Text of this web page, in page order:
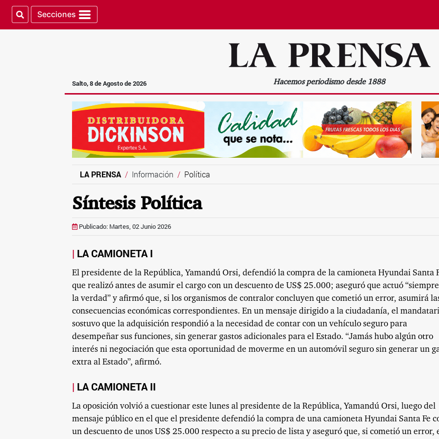
Secciones
Salto, 8 de Agosto de 2026 Hacemos periodismo desde 1888
LA PRENSA Información Política
Síntesis Política
Publicado: Martes, 02 Junio 2026
LA CAMIONETA I
El presidente de la República, Yamandú Orsi, defendió la compra de la camioneta Hyundai Santa
que realizó antes de asumir el cargo con un descuento de US$ 25.000; aseguró que actuó
la verdad” y afirmó que, si los organismos de contralor concluyen que cometió un error, asumirá
consecuencias económicas correspondientes. En un mensaje dirigido a la ciudadanía, el
sostuvo que la adquisición respondió a la necesidad de contar con un vehículo seguro para
desempeñar sus funciones, sin generar gastos adicionales para el Estado. “Jamás hubo algún otro
interés ni negociación que esta oportunidad de moverme en un automóvil seguro sin generar un
extra al Estado”, afirmó.
LA CAMIONETA II
La oposición volvió a cuestionar este lunes al presidente de la República, Yamandú Orsi, luego del
mensaje público en el que el presidente defendió la compra de una camioneta Hyundai Santa Fe
un descuento de unos US$ 25.000 respecto a su precio de lista y aseguró que, si cometió un error,